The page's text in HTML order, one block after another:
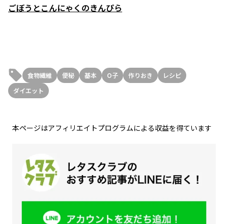
ごぼうとこんにゃくのきんぴら
食物繊維 便秘 基本 O子 作りおき
レシピ
ダイエット
本ページはアフィリエイトプログラムによる収益を得ています